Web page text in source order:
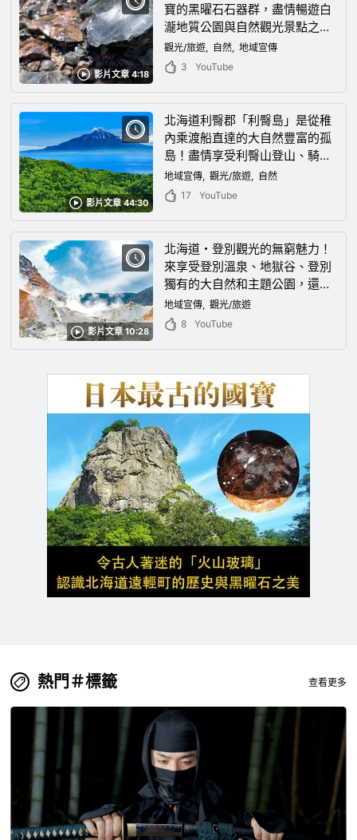
影片文章 4:18
寶的黑曜石石器群，盡情暢遊白
瀧地質公園與自然觀光景點之
旅！
觀光/旅遊 自然
地域宣傳
3
YouTube
影片文章 44:30
北海道利臀郡「利臀島」是從稚
內乘渡船直達的大自然豐富的孤
島！盡情享受利臀山登山、騎自
行車等活動，以及利臀名產的生
魚片和當地的海鮮美食等！
地域宣傳 觀光/旅遊
自然
17
YouTube
影片文章 10:28
北海道・登別觀光的無窮魅力！
來享受登別溫泉、地獄谷、登別
獨有的大自然和主題公園，還有
美食！
地域宣傳
觀光/旅遊
8
YouTube
熱門＃標籤 查看更多